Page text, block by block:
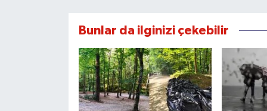
Bunlar da ilginizi çekebilir